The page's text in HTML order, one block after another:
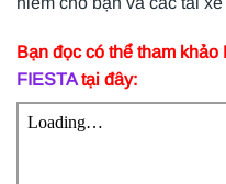
Bạn đọc có thể tham khảo
FIESTAtại đây: